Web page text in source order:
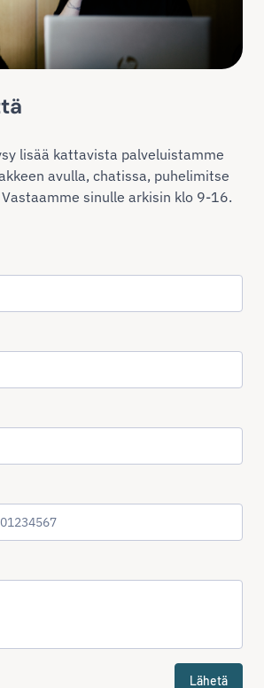
lisää kattavista palveluistamme
avulla, chatissa, puhelimitse
sinulle arkisin klo 9-16.
Lähetä